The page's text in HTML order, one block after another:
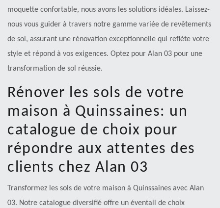
moquette confortable, nous avons les solutions idéales. Laissez-
nous vous guider à travers notre gamme variée de revêtements
de sol, assurant une rénovation exceptionnelle qui reflète votre
style et répond à vos exigences. Optez pour Alan 03 pour une
transformation de sol réussie.
Rénover les sols de votre
maison à Quinssaines: un
catalogue de choix pour
répondre aux attentes des
clients chez Alan 03
Transformez les sols de votre maison à Quinssaines avec Alan
03. Notre catalogue diversifié offre un éventail de choix